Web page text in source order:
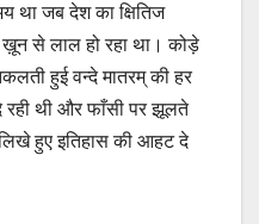
था जब देश का क्षितिज
से लाल हो रहा था। कोड़े
हुई वन्दे मातरम् की हर
थी और फाँसी पर झूलते
हुए इतिहास की आहट दे